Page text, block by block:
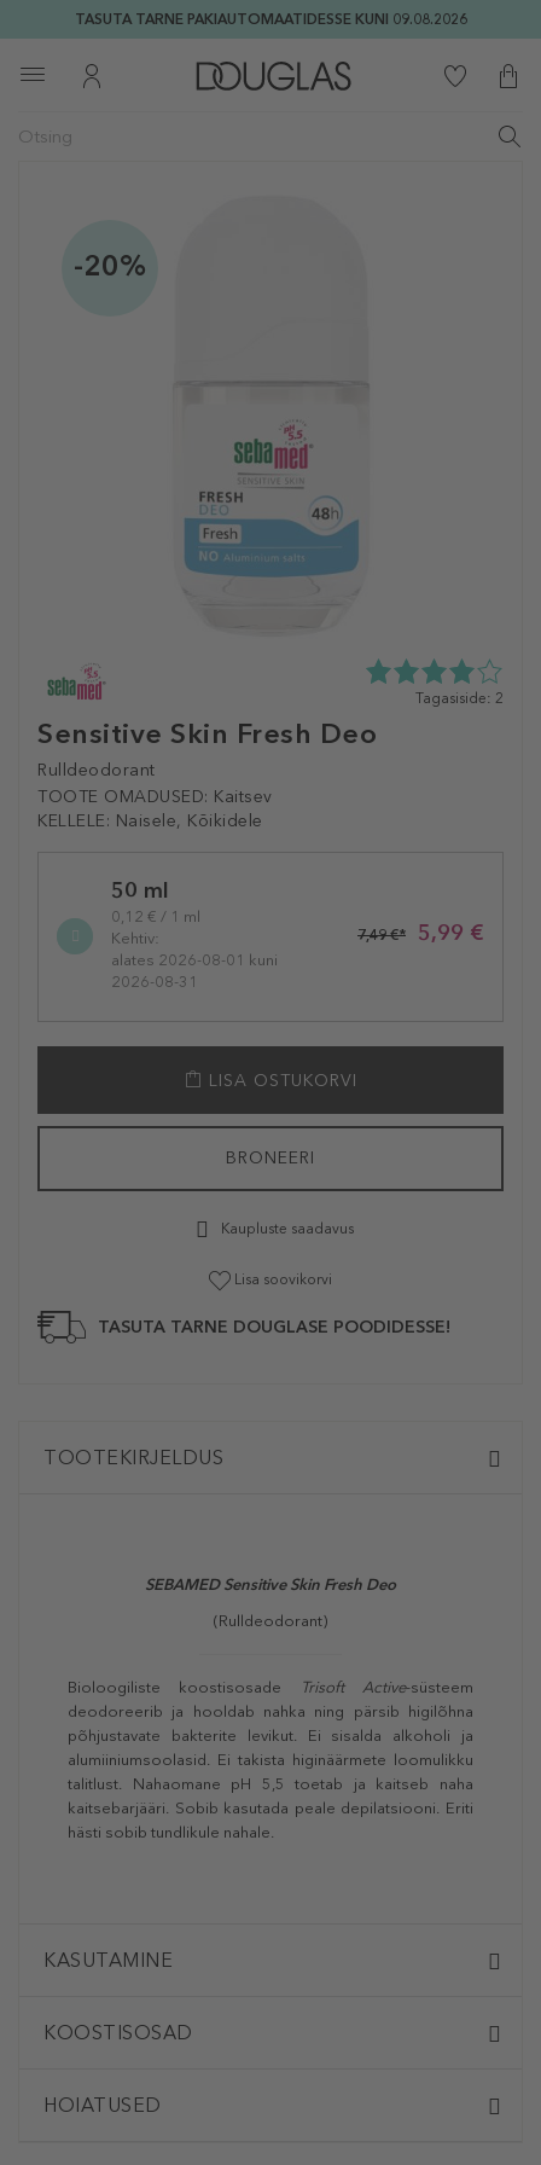
TASUTA TARNE PAKIAUTOMAATIDESSE KUNI 09.08.2026
-20%
Sensitive Skin Fresh Deo
Rulldeodorant
TOOTE OMADUSED: Kaitsev
KELLELE: Naisele, Kõikidele
4.0
Tagasiside: 2
variation50 ml
0,12 € / 1 ml
Kehtiv:
alates 2026-08-01 kuni
2026-08-31
5,99 €
7,49 €*
LISA OSTUKORVI
BRONEERI
Kaupluste saadavus
Lisa soovikorvi
TASUTA TARNE DOUGLASE POODIDESSE!
TOOTEKIRJELDUS
SEBAMED Sensitive Skin Fresh Deo
(Rulldeodorant)
Bioloogiliste koostisosade Trisoft Active-süsteem
deodoreerib ja hooldab nahka ning pärsib higilõhna
põhjustavate bakterite levikut. Ei sisalda alkoholi ja
alumiiniumsoolasid. Ei takista higinäärmete loomulikku
talitlust. Nahaomane pH 5,5 toetab ja kaitseb naha
kaitsebarjääri. Sobib kasutada peale depilatsiooni. Eriti
hästi sobib tundlikule nahale.
KASUTAMINE
KOOSTISOSAD
HOIATUSED